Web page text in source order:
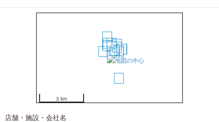
12
34
5
6
7
8
9 10
11
12
1314
15
16
3 km
店舗・施設・会社名